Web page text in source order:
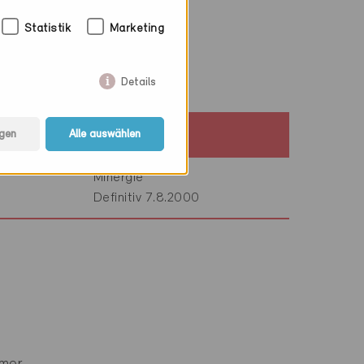
Baustandard
Minergie
Definitiv 7.8.2000
Statistik Marketing
Details
Alle auswählen